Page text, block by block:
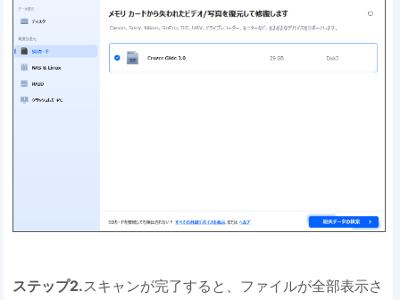
ステップ2.スキャンが完了すると、ファイルが全部表示さ